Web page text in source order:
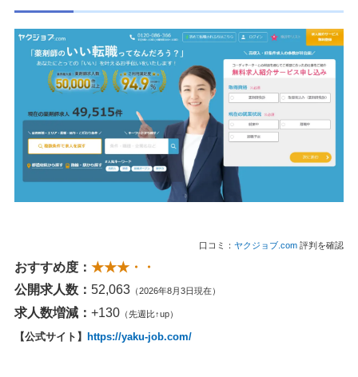
口コミ： ヤクジョブ.com 評判を確認
おすすめ度： ★★★・・
公開求人数： 52,063 （2026年8月3日現在）
求人数増減： +130 （先週比↑up）
【公式サイト】 https://yaku-job.com/